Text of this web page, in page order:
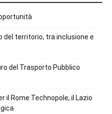
del territorio, tra inclusione e
del Trasporto Pubblico
il Rome Technopole, il Lazio